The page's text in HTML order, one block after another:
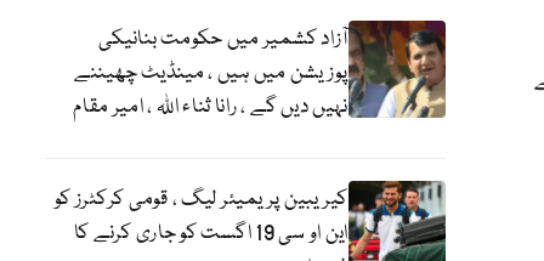
آزاد کشمیر میں حکومت بنانیکی
پوزیشن میں ہیں ، مینڈیٹ چھیننے
نہیں دیں گے ، رانا ثناء اللہ ، امیر مقام
کیریبین پریمیئر لیگ ، قومی کرکٹرز کو
این او سی 19 اگست کو جاری کرنے کا